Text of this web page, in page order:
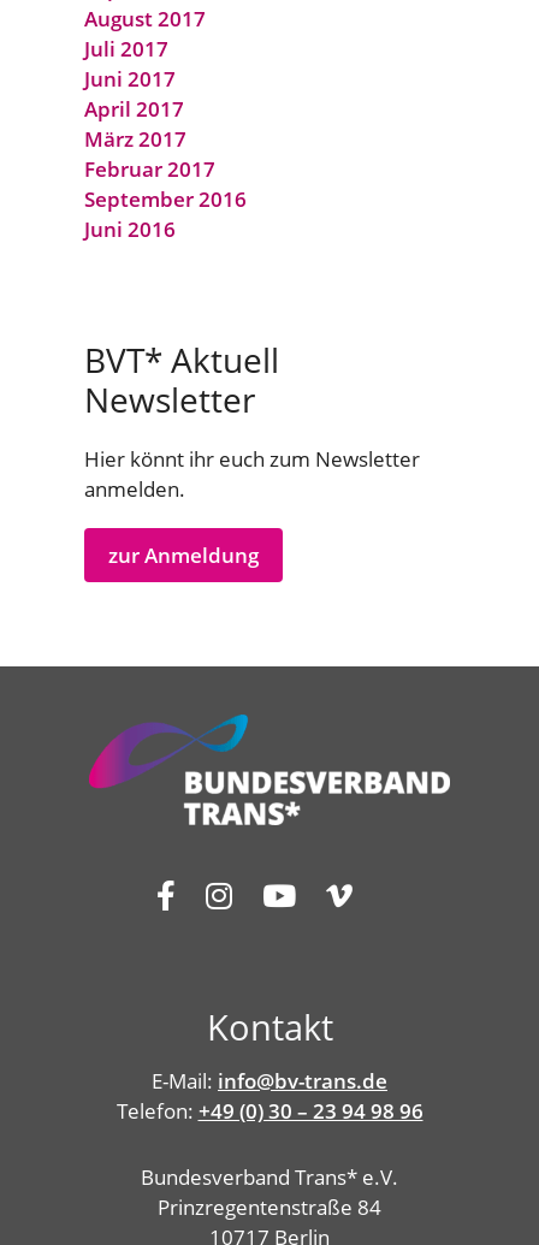
August 2017
Juli 2017
Juni 2017
April 2017
März 2017
Februar 2017
September 2016
Juni 2016
BVT* Aktuell
Newsletter
Hier könnt ihr euch zum Newsletter
anmelden.
zur Anmeldung
Kontakt
E-Mail: info@bv-trans.de
Telefon: +49 (0) 30 – 23 94 98 96
Bundesverband Trans* e.V.
Prinzregentenstraße 84
10717 Berlin